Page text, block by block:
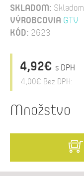
SKLADOM: Skladom
VÝROBCOVIA GTV
KÓD: 2623
4,92€ s DPH
4,00€ Bez DPH:
Množstvo